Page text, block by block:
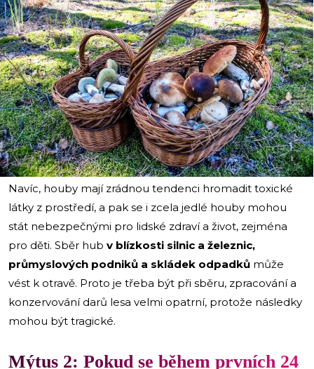
i
Navíc, houby mají zrádnou tendenci hromadit toxické
látky z prostředí, a pak se i zcela jedlé houby mohou
stát nebezpečnými pro lidské zdraví a život, zejména
pro děti. Sběr hub v blízkosti silnic a železnic,
průmyslových podniků a skládek odpadků může
vést k otravě. Proto je třeba být při sběru, zpracování a
konzervování darů lesa velmi opatrní, protože následky
mohou být tragické.
Mýtus 2: Pokud se během prvních 24